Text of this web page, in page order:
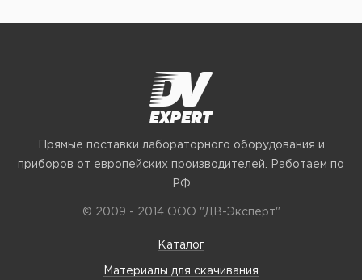
Прямые поставки лабораторного оборудования и
приборов от европейских производителей. Работаем по
РФ
© 2009 - 2014 ООО "ДВ-Эксперт"
Каталог
Материалы для скачивания